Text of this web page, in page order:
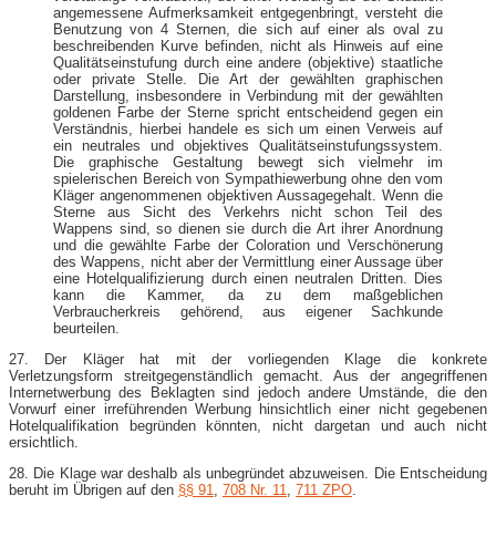
angemessene Aufmerksamkeit entgegenbringt, versteht die
Benutzung von 4 Sternen, die sich auf einer als oval zu
beschreibenden Kurve befinden, nicht als Hinweis auf eine
Qualitätseinstufung durch eine andere (objektive) staatliche
oder private Stelle. Die Art der gewählten graphischen
Darstellung, insbesondere in Verbindung mit der gewählten
goldenen Farbe der Sterne spricht entscheidend gegen ein
Verständnis, hierbei handele es sich um einen Verweis auf
ein neutrales und objektives Qualitätseinstufungssystem.
Die graphische Gestaltung bewegt sich vielmehr im
spielerischen Bereich von Sympathiewerbung ohne den vom
Kläger angenommenen objektiven Aussagegehalt. Wenn die
Sterne aus Sicht des Verkehrs nicht schon Teil des
Wappens sind, so dienen sie durch die Art ihrer Anordnung
und die gewählte Farbe der Coloration und Verschönerung
des Wappens, nicht aber der Vermittlung einer Aussage über
eine Hotelqualifizierung durch einen neutralen Dritten. Dies
kann die Kammer, da zu dem maßgeblichen
Verbraucherkreis gehörend, aus eigener Sachkunde
beurteilen.
27. Der Kläger hat mit der vorliegenden Klage die konkrete
Verletzungsform streitgegenständlich gemacht. Aus der angegriffenen
Internetwerbung des Beklagten sind jedoch andere Umstände, die den
Vorwurf einer irreführenden Werbung hinsichtlich einer nicht gegebenen
Hotelqualifikation begründen könnten, nicht dargetan und auch nicht
ersichtlich.
28. Die Klage war deshalb als unbegründet abzuweisen. Die Entscheidung
beruht im Übrigen auf den §§ 91 708 Nr. 11 711 ZPO